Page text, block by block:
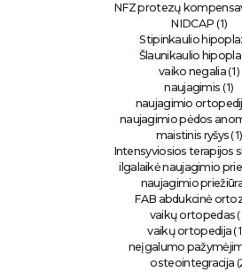
NFZ protezų
NIDCAP (1)
Stipinkaulio
Šlaunikaulio
vaiko negalia(1)
naujagimis (1)
naujagimio
naujagimio pėdos
maistinis ryšys (1)
Intensyviosios terapijos
ilgalaikė naujagimio
naujagimio
FAB abdukcinė
vaikų ortopedas
vaikų ortopedija
neįgalumo
osteointegracija